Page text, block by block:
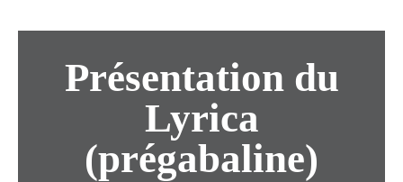
Présentation du
Lyrica
(prégabaline)